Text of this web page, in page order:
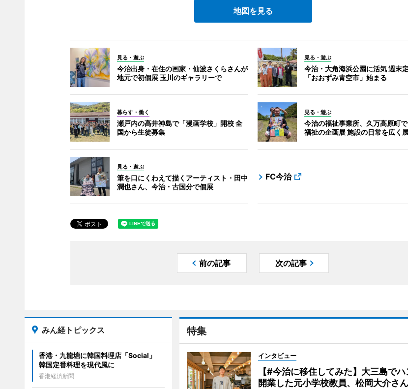
地図を見る
見る・遊ぶ
今治出身・在住の画家・仙波さくらさんが
地元で初個展 玉川のギャラリーで
見る・遊ぶ
今治・大角海浜公園に活気 週末
「おおずみ青空市」始まる
暮らす・働く
瀬戸内の高井神島で「漫画学校」開校 全
国から生徒募集
見る・遊ぶ
今治の福祉事業所、久万高原町
福祉の企画展 施設の日常を広く
見る・遊ぶ
筆を口にくわえて描くアーティスト・田中
潤也さん、今治・古国分で個展
FC今治
前の記事 次の記事
特集
インタビュー
【#今治に移住してみた】大三島で
開業した元小学校教員、松岡大介さん
みん経トピックス
香港・九龍塘に韓国料理店「Social」
韓国定番料理を現代風に
香港経済新聞